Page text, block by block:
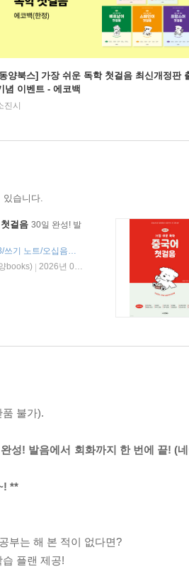
양북스] 가장 쉬운 독학 첫걸음 최신개정판
념 이벤트 - 에코백
진시
있습니다.
걸음 30일 완성! 발
무료 학습 동영상/네이티브 MP3/쓰기 노트/오십음도 양면 카드/다시마빵 기초 단어 100/N4·N5 모의고사
books)
2026년 07월 20일
불가).
성! 발음에서 회화까지 한 번에 끝! (
**
부는 해 본 적이 없다면?
플랜 제공!